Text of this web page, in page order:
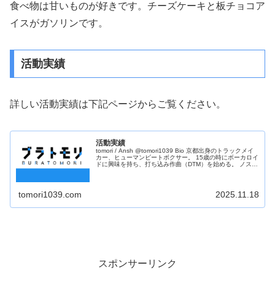
食べ物は甘いものが好きです。チーズケーキと板チョコア
イスがガソリンです。
活動実績
詳しい活動実績は下記ページからご覧ください。
活動実績
tomori / Ansh @tomori1039 Bio 京都出身のトラックメイ
カー、ヒューマンビートボクサー。 15歳の時にボーカロイ
ドに興味を持ち、打ち込み作曲（DTM）を始める。 ノスタ
tomori1039.com 2025.11.18
スポンサーリンク